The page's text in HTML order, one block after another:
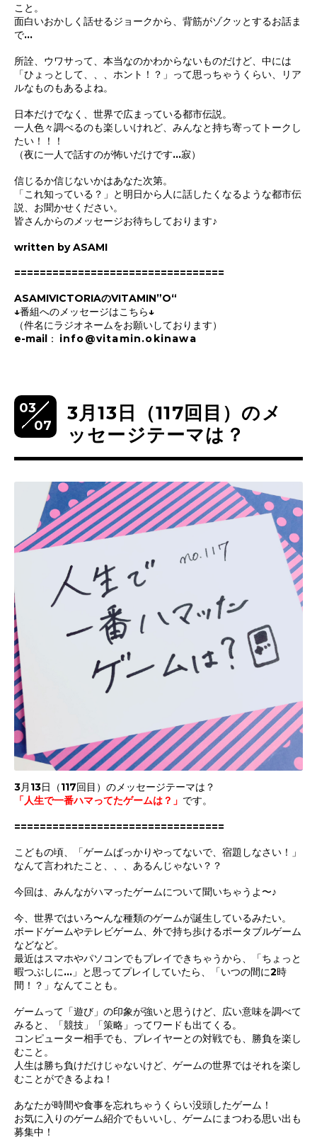
こと。
面白いおかしく話せるジョークから、背筋がゾクッとするお話ま
で…
所詮、ウワサって、本当なのかわからないものだけど、 中には
「ひょっとして、、、ホント！？」って思っちゃうくらい、リア
ルなものもあるよね。
日本だけでなく、世界で広まっている都市伝説。
一人色々調べるのも楽しいけれど、みんなと持ち寄ってトークし
たい！！！
（夜に一人で話すのが怖いだけです…寂）
信じるか信じないかはあなた次第。
「これ知っている？」と明日から人に話したくなるような都市伝
説、お聞かせください。
皆さんからのメッセージお待ちしております♪
written by ASAMI
=================================
ASAMIVICTORIAのVITAMIN”O“
↓番組へのメッセージはこちら↓
（件名にラジオネームをお願いしております）
e-mail： info@vitamin.okinawa
03
07
3月13日（117回目）のメ
ッセージテーマは？
3月13日（117回目）のメッセージテーマは？
「人生で一番ハマってたゲームは？ 」 です。
=================================
こどもの頃、「ゲームばっかりやってないで、宿題しなさい！」
なんて言われたこと、、、あるんじゃない？？
今回は、みんながハマったゲームについて聞いちゃうよ〜♪
今、世界ではいろ〜んな種類のゲームが誕生しているみたい。
ボードゲームやテレビゲーム、外で持ち歩けるポータブルゲーム
などなど。
最近はスマホやパソコンでもプレイできちゃうから、「ちょっと
暇つぶしに…」と思ってプレイしていたら、「いつの間に2時
間！？」なんてことも。
ゲームって「遊び」の印象が強いと思うけど、広い意味を調べて
みると、「競技」「策略」ってワードも出てくる。
コンピューター相手でも、プレイヤーとの対戦でも、勝負を楽し
むこと。
人生は勝ち負けだけじゃないけど、ゲームの世界ではそれを楽し
むことができるよね！
あなたが時間や食事を忘れちゃうくらい没頭したゲーム！
お気に入りのゲーム紹介でもいいし、ゲームにまつわる思い出も
募集中！